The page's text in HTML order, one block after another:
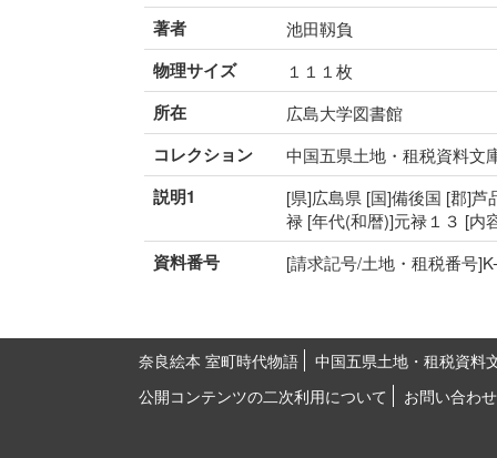
著者 池田靱負
物理サイズ １１１枚
所在 広島大学図書館
コレクション 中国五県土地・租税資料文
説明1
[県]広島県 [国]備後国 [郡]
禄 [年代(和暦)]元禄１３ [内
資料番号 [請求記号/土地・租税番号
奈良絵本 室町時代物語
中国五県土地・租税資料
公開コンテンツの二次利用について
お問い合わせ